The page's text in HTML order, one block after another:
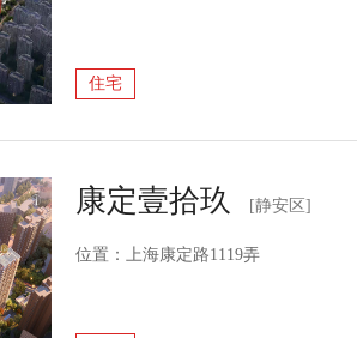
住宅
康定壹拾玖 [静安区]
位置：上海康定路1119弄